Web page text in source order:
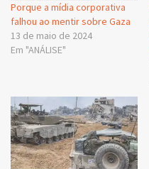
Porque a mídia corporativa
falhou ao mentir sobre Gaza
13 de maio de 2024
Em "ANÁLISE"